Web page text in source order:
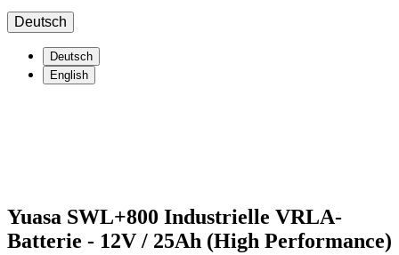
Deutsch
Deutsch
English
Yuasa SWL+800 Industrielle VRLA-
Batterie - 12V / 25Ah (High Performance)